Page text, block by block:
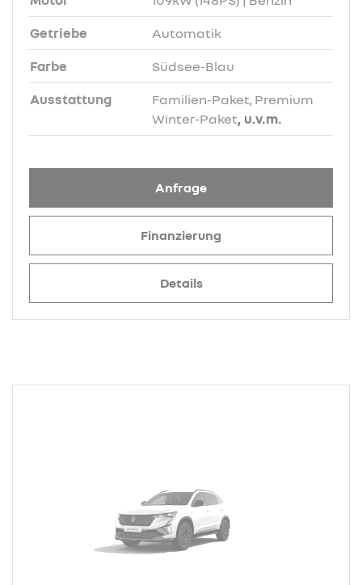
Getriebe Automatik
Farbe Südsee-Blau
Ausstattung
Familien-Paket, Premium
Winter-Paket, u.v.m.
Anfrage
Finanzierung
Details